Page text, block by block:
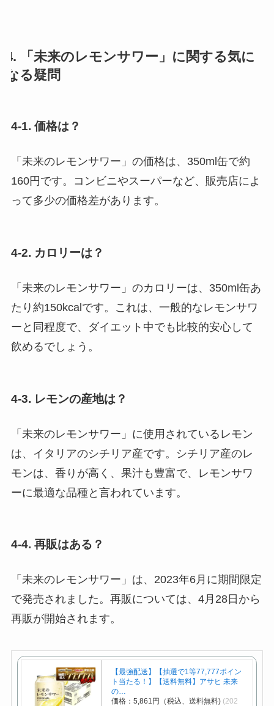
4. 「未来のレモンサワー」に関する気に
なる疑問
4-1. 価格は？
「未来のレモンサワー」の価格は、350ml缶で約
160円です。コンビニやスーパーなど、販売店によ
って多少の価格差があります。
4-2. カロリーは？
「未来のレモンサワー」のカロリーは、350ml缶あ
たり約150kcalです。これは、一般的なレモンサワ
ーと同程度で、ダイエット中でも比較的安心して
飲めるでしょう。
4-3. レモンの産地は？
「未来のレモンサワー」に使用されているレモン
は、イタリアのシチリア産です。シチリア産のレ
モンは、香りが高く、果汁も豊富で、レモンサワ
ーに最適な品種と言われています。
4-4. 再販はある？
「未来のレモンサワー」は、2023年6月に期間限定
で発売されました。再販については、4月28日から
再販が開始されます。
【最強配送】【抽選で1等77,777ポイン
ト当たる！】【送料無料】アサヒ 未来
の…
価格：5,861円（税込、送料無料) (202